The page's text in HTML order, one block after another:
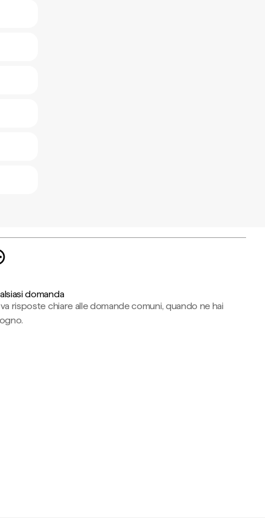
domanda
risposte chiare alle domande comuni, quando ne hai